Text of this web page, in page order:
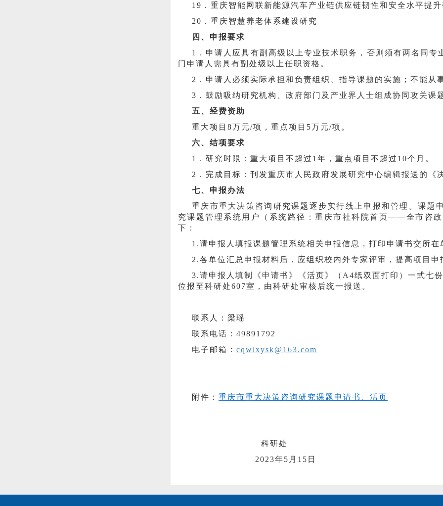
19．重庆智能网联新能源汽车产业链供应链韧性和安全水平提
20．重庆智慧养老体系建设研究
四、申报要求
1．申请人应具有副高级以上专业技术职务，否则须有两名同
门申请人需具有副处级以上任职资格。
2．申请人必须实际承担和负责组织、指导课题的实施；不能从
3．鼓励吸纳研究机构、政府部门及产业界人士组成协同攻关课
五、经费资助
重大项目8万元/项，重点项目5万元/项。
六、结项要求
1．研究时限：重大项目不超过1年，重点项目不超过10个月。
2．完成目标：刊发重庆市人民政府发展研究中心编辑报送的《
七、申报办法
重庆市重大决策咨询研究课题逐步实行线上申报和管理。课题
究课题管理系统用户（系统路径：重庆市社科院首页——全市咨
下：
1.请申报人填报课题管理系统相关申报信息，打印申请书交所
2.各单位汇总申报材料后，应组织校内外专家评审，提高项目
3.请申报人填制《申请书》《活页》（A4纸双面打印）一式七
位报至科研处607室，由科研处审核后统一报送。
联系人：梁瑶
联系电话：49891792
电子邮箱： cqwlxysk@163.com
附件： 重庆市重大决策咨询研究课题申请书、活页
科研处
2023年5月15日